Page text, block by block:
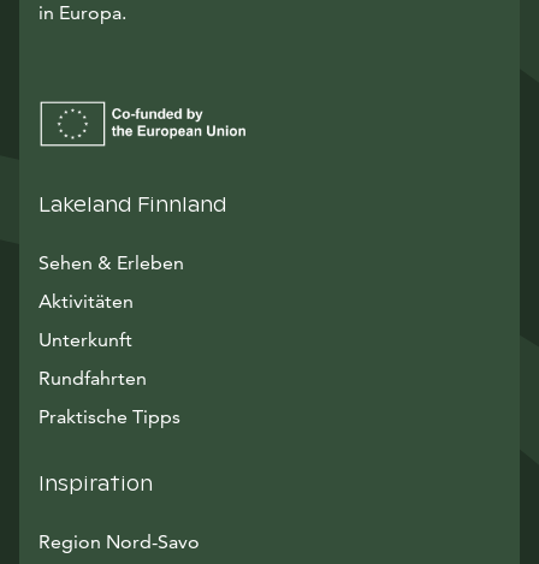
in Europa.
Lakeland Finnland
Sehen & Erleben
Aktivitäten
Unterkunft
Rundfahrten
Praktische Tipps
Inspiration
Region Nord-Savo